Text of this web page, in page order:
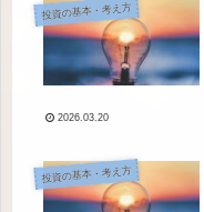
投資の基本・考え方
2026.03.20
投資の基本・考え方